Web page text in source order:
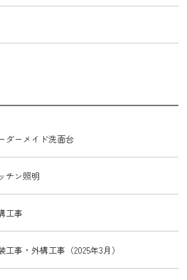
ダーメイド洗面台
チン照明
工事
事・外構工事（2025年3月）